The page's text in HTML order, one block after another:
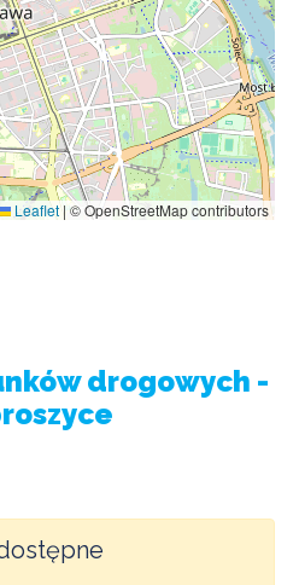
Leaflet | © OpenStreetMap contributors
drogowych -